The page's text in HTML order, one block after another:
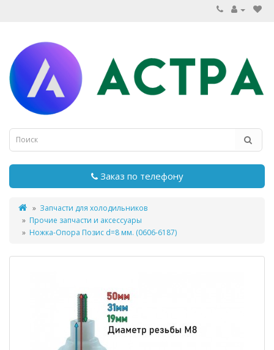
Заказ по телефону
Запчасти для холодильников
Прочие запчасти и аксессуары
Ножка-Опора Позис d=8 мм. (0606-6187)